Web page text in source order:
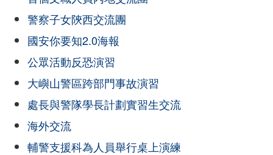
警察子女陝西交流團
國安你要知2.0海報
公眾活動反恐演習
大嶼山警區跨部門事故演習
處長與警隊學長計劃實習生交流
海外交流
輔警支援科為人員舉行桌上演練